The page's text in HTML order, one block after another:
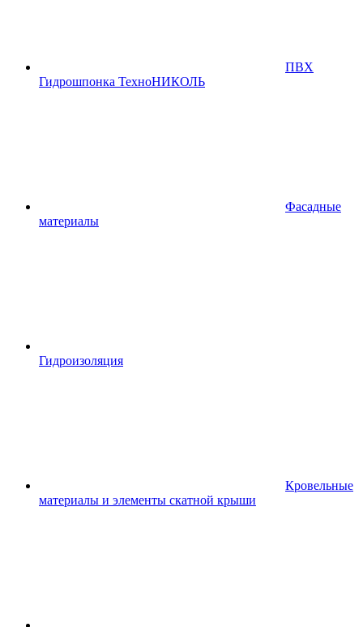
ПВХ
Гидрошпонка ТехноНИКОЛЬ
Фасадные
материалы
Гидроизоляция
Кровельные
материалы и элементы скатной крыши